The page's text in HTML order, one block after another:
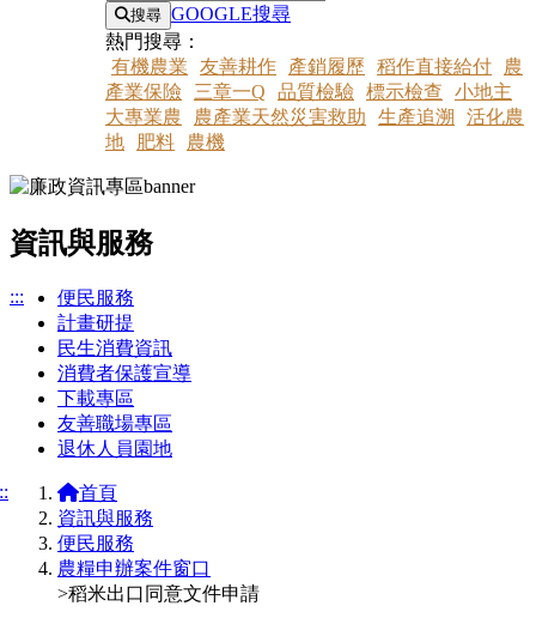
搜尋 GOOGLE搜尋
熱門搜尋：
有機農業
友善耕作 產銷履歷 稻作直接給付
農
產業保險
三章一Q 品質檢驗 標示檢查
小地主
大專業農
農產業天然災害救助 生產追溯
活化農
地
肥料 農機
資訊與服務
:::
便民服務
計畫研提
民生消費資訊
消費者保護宣導
下載專區
友善職場專區
退休人員園地
首頁
資訊與服務
便民服務
農糧申辦案件窗口
>稻米出口同意文件申請